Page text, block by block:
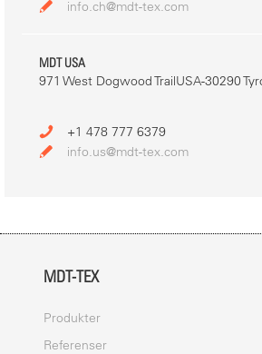
info.ch@mdt-tex.com
MDT USA
971 West Dogwood TrailUSA-30290
+1 478 777 6379
info.us@mdt-tex.com
MDT-TEX
Produkter
Referenser